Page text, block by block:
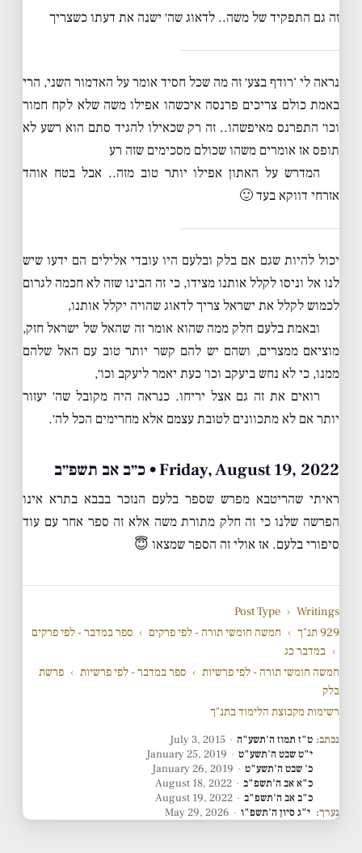
זה גם התפקיד של משה.. לדאוג שה׳ ישנה את דעתו כשצריך
נראה לי ‘רודף בצע׳ זה מה שכל חסיד אומר על האדמור השני, הרי
באמת כולם צריכים פרנסה איכשהו אפילו משה שלא לקח חמור
וכו׳ התפרנס מאיפשהו.. זה רק שכאילו להגיד סתם הוא רשע לא
תופס אז אומרים משהו שכולם מסכימים שזה רע
המדרש על האתון אפילו יותר טוב מזה.. אבל בטח אוהד
אזרחי דווקא בעד 🙂
יכול להיות שגם אם בלק ובלעם היו עובדי אלילים הם ידעו שיש
לנו אל וניסו לקלל אותנו מצידו, כי זה הבינו שזה לא חכמה לגרום
לכמוש לקלל את ישראל צריך לדאוג שהויה יקלל אותנו,
ובאמת בלעם חלק ממה שהוא אומר זה שהאל של ישראל חזק,
מוציאם ממצרים, ושהם יש להם קשר יותר טוב עם האל שלהם
ממנו, כי לא נחש ביעקב וכו׳ כעת יאמר ליעקב וכו׳,
רואים את זה גם אצל יריחו. כנראה היה מקובל שה׳ יעזור
יותר אם לא מתכוונים לטובת עצמם אלא מחרימים הכל לה׳.
Friday, August 19, 2022 • כ״ב אב תשפ״ב
ראיתי שהריטבא מפרש שספר בלעם הנזכר בבבא בתרא אינו
הפרשה שלנו כי זה חלק מתורת משה אלא זה ספר אחר עם עוד
סיפורי בלעם. אז אולי זה הספר שמצאו 😇
Post Type › Writings
929 תנ"ך
› חמשה חומשי תורה - לפי פרקים › ספר במדבר - לפי פרקים
› במדבר כג
חמשה חומשי תורה - לפי פרשיות › ספר במדבר - לפי פרשיות › פרשת
בלק
רשימות מקבוצת הלימוד בתנ"ך
נכתב: ט"ז תמוז ה'תשע"ה ·
July 3, 2015
י"ט שבט ה'תשע"ט ·
January 25, 2019
כ' שבט ה'תשע"ט ·
January 26, 2019
כ"א אב ה'תשפ"ב ·
August 18, 2022
כ"ב אב ה'תשפ"ב ·
August 19, 2022
נערך: י"ג סיון ה'תשפ"ו ·
May 29, 2026